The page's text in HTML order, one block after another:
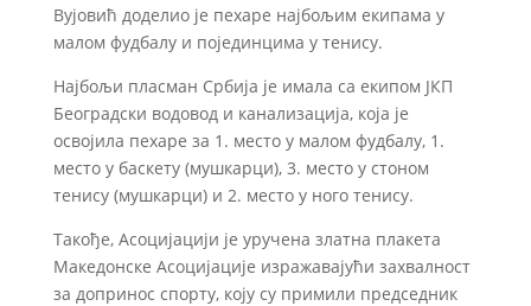
Вујовић доделио је пехаре најбољим екипама у
малом фудбалу и појединцима у тенису.
Најбољи пласман Србија је имала са екипом ЈКП
Београдски водовод и канализација, која је
освојила пехаре за 1. место у малом фудбалу, 1.
место у баскету (мушкарци), 3. место у стоном
тенису (мушкарци) и 2. место у ного тенису.
Такође, Асоцијацији је уручена златна плакета
Македонске Асоцијације изражавајући захвалност
за допринос спорту, коју су примили председник